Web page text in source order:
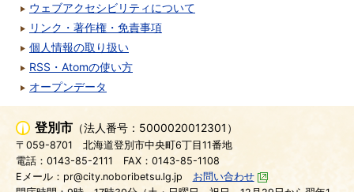
ウェブアクセシビリティについて
リンク・著作権・免責事項
個人情報の取り扱い
RSS・Atomの使い方
オープンデータ
登別市 （法人番号：5000020012301）
〒059-8701
北海道登別市中央町6丁目11番地
電話：0143-85-2111
FAX：0143-85-1108
Eメール：pr@city.noboribetsu.lg.jp
お問い合わせ